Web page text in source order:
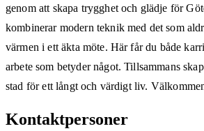
genom att skapa trygghet och glädje för
kombinerar modern teknik med det som
värmen i ett äkta möte. Här får du både
arbete som betyder något. Tillsammans
stad för ett långt och värdigt liv.
Kontaktpersoner